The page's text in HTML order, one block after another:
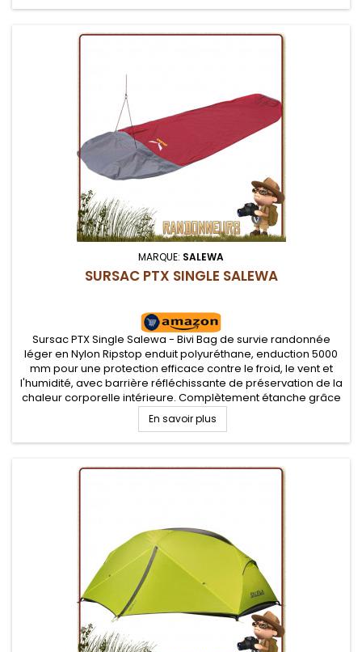
MARQUE: SALEWA
SURSAC PTX SINGLE SALEWA
Sursac PTX Single Salewa - Bivi Bag de survie randonnée
léger en Nylon Ripstop enduit polyuréthane, enduction 5000
mm pour une protection efficace contre le froid, le vent et
l'humidité, avec barrière réfléchissante de préservation de la
chaleur corporelle intérieure. Complètement étanche grâce
aux coutures soudées. Tapis de sol en nylon anti-déchirure...
En savoir plus